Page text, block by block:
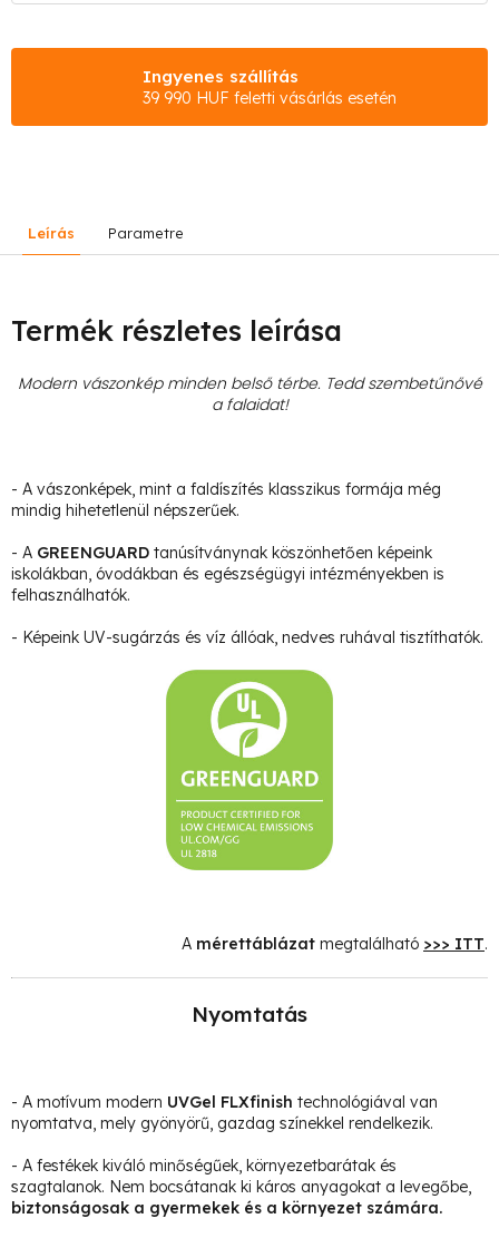
Ingyenes szállítás
39 990 HUF feletti vásárlás esetén
Leírás Parametre
Termék részletes leírása
Modern vászonkép minden belső térbe. Tedd szembetűnővé
a falaidat!
- A vászonképek, mint a faldíszítés klasszikus formája még
mindig hihetetlenül népszerűek.
- A GREENGUARD tanúsítványnak köszönhetően képeink
iskolákban, óvodákban és egészségügyi intézményekben is
felhasználhatók.
- Képeink UV-sugárzás és víz állóak, nedves ruhával tisztíthatók.
A mérettáblázat megtalálható >>> ITT.
Nyomtatás
- A motívum modern UVGel FLXfinish technológiával van
nyomtatva, mely gyönyörű, gazdag színekkel rendelkezik.
- A festékek kiváló minőségűek, környezetbarátak és
szagtalanok. Nem bocsátanak ki káros anyagokat a levegőbe,
biztonságosak a gyermekek és a környezet számára.